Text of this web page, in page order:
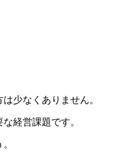
少なくありません。
経営課題です。